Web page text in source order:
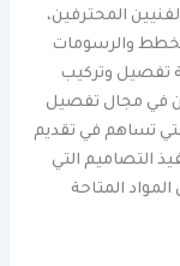
المحترفين،
والرسومات
تفصيل وتركيب
في مجال تفصيل
تساهم في تقديم
التصاميم التي
المتاحة